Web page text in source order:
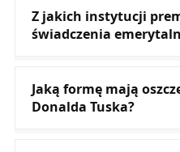
Z jakich instytucji
świadczenia
Jaką formę mają
Donalda Tuska?